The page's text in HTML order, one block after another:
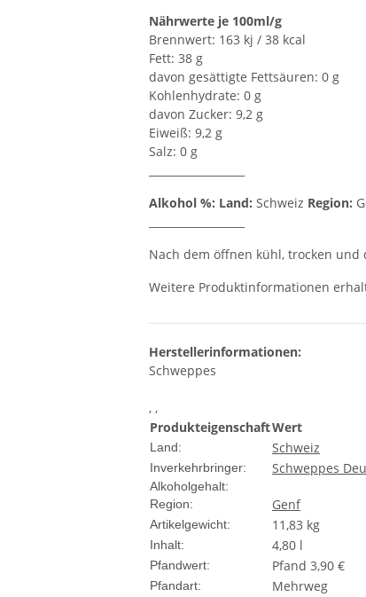
Nährwerte je 100ml/g
Brennwert: 163 kj / 38 kcal
Fett: 38 g
davon gesättigte Fettsäuren: 0 g
Kohlenhydrate: 0 g
davon Zucker: 9,2 g
Eiweiß: 9,2 g
Salz: 0 g
Alkohol %: Land: Schweiz Region:
Nach dem öffnen kühl, trocken und
Weitere Produktinformationen
Herstellerinformationen:
Schweppes
, ,
ProdukteigenschaftWert
Land: Schweiz
Inverkehrbringer: Schweppes
Alkoholgehalt:
Region:
Genf
Artikelgewicht: 11,83 kg
Inhalt: 4,80 l
Pfandwert: Pfand 3,90 €
Pfandart: Mehrweg